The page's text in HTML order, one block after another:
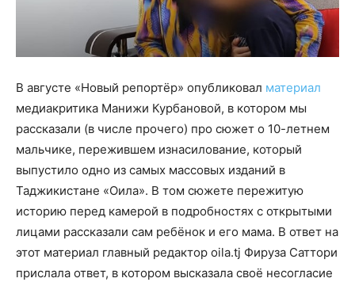
В августе «Новый репортёр» опубликовал материал
медиакритика Манижи Курбановой, в котором мы
рассказали (в числе прочего) про сюжет о 10-летнем
мальчике, пережившем изнасилование, который
выпустило одно из самых массовых изданий в
Таджикистане «Оила». В том сюжете пережитую
историю перед камерой в подробностях с открытыми
лицами рассказали сам ребёнок и его мама. В ответ на
этот материал главный редактор oila.tj Фируза Саттори
прислала ответ, в котором высказала своё несогласие